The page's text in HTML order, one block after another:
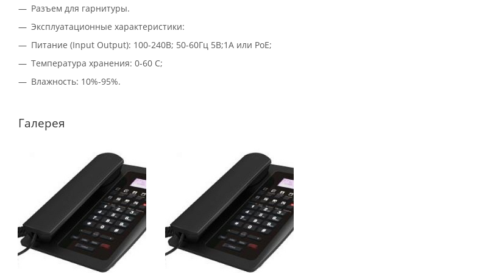
Разъем для гарнитуры.
Эксплуатационные характеристики:
Питание (Input Output): 100-240В; 50-60Гц 5В;1А или PoE;
Температура хранения: 0-60 C;
Влажность: 10%-95%.
Галерея